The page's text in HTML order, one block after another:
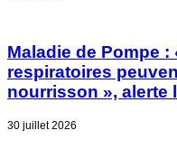
Maladie de Pompe
respiratoires
nourrisson », alerte
30 juillet 2026